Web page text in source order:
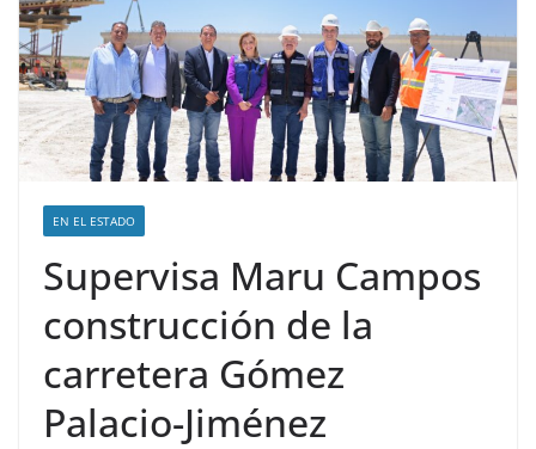
EN EL ESTADO
Supervisa Maru Campos
construcción de la
carretera Gómez
Palacio-Jiménez